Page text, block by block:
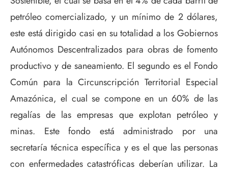
petróleo comercializado, y un mínimo de 2 dólares,
este está dirigido casi en su totalidad a los Gobiernos
Autónomos Descentralizados para obras de fomento
productivo y de saneamiento. El segundo es el Fondo
Común para la Circunscripción Territorial Especial
Amazónica, el cual se compone en un 60% de las
regalías de las empresas que explotan petróleo y
minas. Este fondo está administrado por una
secretaría técnica específica y es el que las personas
con enfermedades catastróficas deberían utilizar. La